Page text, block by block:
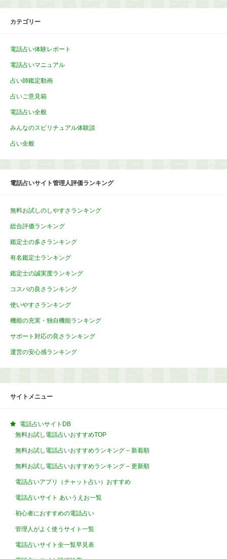
カテゴリー
電話占い体験レポート
電話占いマニュアル
占い師鑑定動画
占いご意見箱
電話占い全般
みんなのスピリチュアル体験談
占い全般
電話占いサイト管理人評価ランキング
無料お試しのしやすさランキング
総合評価ランキング
鑑定士の多さランキング
有名鑑定士ランキング
鑑定士の誠実度ランキング
コスパの良さランキング
使いやすさランキング
機能の充実・独自機能ランキング
サポート対応の良さランキング
運営の安心感ランキング
サイトメニュー
電話占いサイトDB
無料お試し電話占いおすすめTOP
無料お試し電話占いおすすめランキング – 新着順
無料お試し電話占いおすすめランキング – 更新順
電話占いアプリ（チャット占い）おすすめ
電話占いサイト あいうえお一覧
初心者におすすめの電話占い
管理人がよく使うサイト一覧
電話占いサイト全一覧早見表